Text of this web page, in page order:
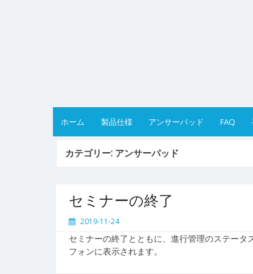
ホーム 製品仕様 アンサーパッド FAQ
カテゴリー: アンサーパッド
セミナーの終了
2019-11-24
セミナーの終了とともに、進行管理のステー
フォンに表示されます。